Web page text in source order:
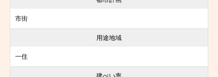
市街
用途地域
一住
建ぺい率